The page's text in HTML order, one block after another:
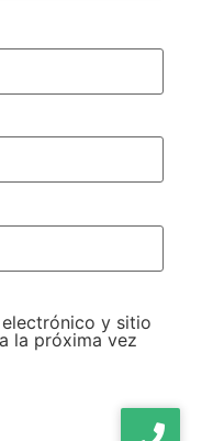
y sitio
la próxima vez